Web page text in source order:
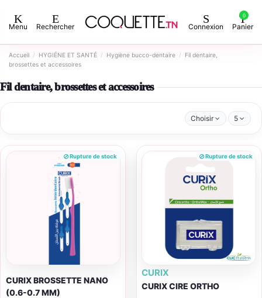
Menu Rechercher Connexion
0
Panier
Accueil HYGIÉNE ET SANTÉ Hygiène bucco-dentaire
Fil dentaire,
brossettes et accessoires
Fil dentaire, brossettes et accessoires
Choisir 5
Rupture de stock
CURIX BROSSETTE NANO
(0.6-0.7 MM)
Rupture de stock
CURIX
CURIX CIRE ORTHO